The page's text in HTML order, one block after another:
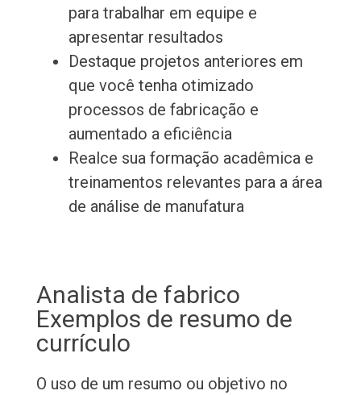
para trabalhar em equipe e
apresentar resultados
Destaque projetos anteriores em
que você tenha otimizado
processos de fabricação e
aumentado a eficiência
Realce sua formação acadêmica e
treinamentos relevantes para a área
de análise de manufatura
Analista de fabrico
Exemplos de resumo de
currículo
O uso de um resumo ou objetivo no